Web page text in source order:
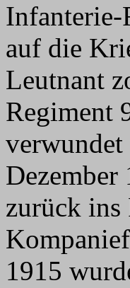
Infanterie-
auf die
Leutnant
Regiment
zurück ins
1915